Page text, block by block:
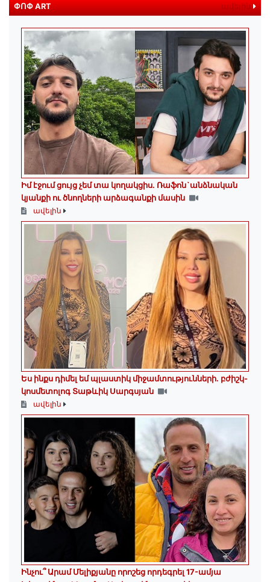
ՓՈՓ ART ավելին
Իմ էջում ցույց չեմ տա կողակցիս. Ռաֆոն`անձնական
կյանքի ու ծնողների արձագանքի մասին
ավելին
Ես ինքս դիմել եմ պլաստիկ միջամտությունների. բժիշկ-
կոսմետոլոգ Տաթևիկ Սարգսյան
ավելին
Ինչու՞ Արամ Մելիքյանը որոշեց որդեգրել 17-ամյա